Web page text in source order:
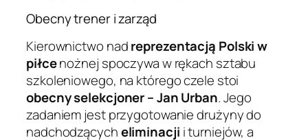
Obecny trener i zarząd
Kierownictwo nadreprezentacją Polski w
piłcenożnej spoczywa w rękach sztabu
szkoleniowego, na którego czele stoi
obecny selekcjoner – Jan Urban. Jego
zadaniem jest przygotowanie drużyny do
nadchodzącycheliminacji i turniejów, a